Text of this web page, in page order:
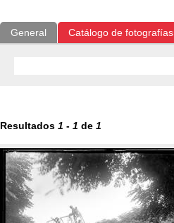
General Catálogo de fotografías
Resultados 1 - 1 de 1